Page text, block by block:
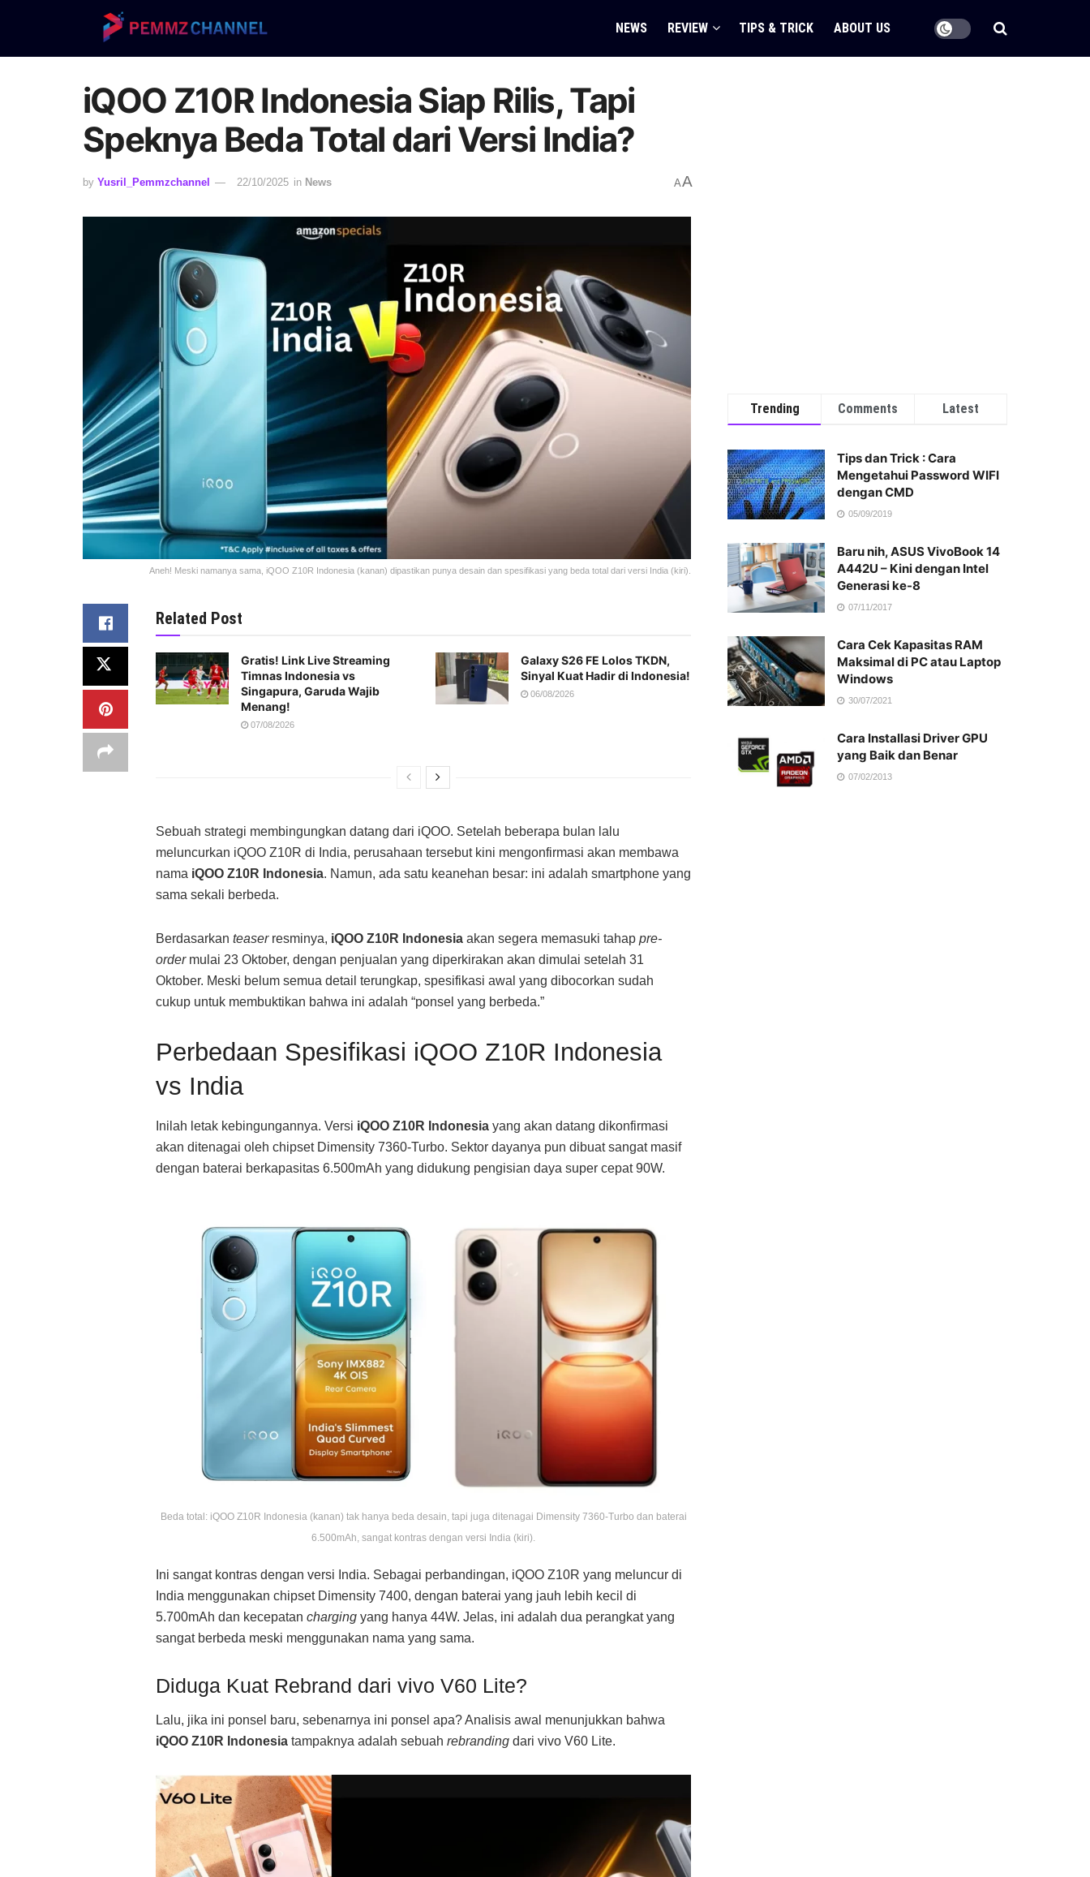
NEWS REVIEW TIPS & TRICK ABOUT US
iQOO Z10R Indonesia Siap Rilis, Tapi
Speknya Beda Total dari Versi India?
by Yusril_Pemmzchannel 22/10/2025 in News AA
Aneh! Meski namanya sama, iQOO Z10R Indonesia (kanan) dipastikan punya desain dan spesifikasi yang beda total dari versi India (kiri).
Related Post
Gratis! Link Live Streaming
Timnas Indonesia vs
Singapura, Garuda Wajib
Menang!
07/08/2026
Galaxy S26 FE Lolos TKDN,
Sinyal Kuat Hadir di Indonesia!
06/08/2026
Sebuah strategi membingungkan datang dari iQOO. Setelah beberapa bulan lalu
meluncurkan iQOO Z10R di India, perusahaan tersebut kini mengonfirmasi akan membawa
nama iQOO Z10R Indonesia. Namun, ada satu keanehan besar: ini adalah smartphone yang
sama sekali berbeda.
Berdasarkan teaserresminya, iQOO Z10R Indonesia akan segera memasuki tahap pre-
ordermulai 23 Oktober, dengan penjualan yang diperkirakan akan dimulai setelah 31
Oktober. Meski belum semua detail terungkap, spesifikasi awal yang dibocorkan sudah
cukup untuk membuktikan bahwa ini adalah “ponsel yang berbeda.”
Perbedaan Spesifikasi iQOO Z10R Indonesia
vs India
Inilah letak kebingungannya. Versi iQOO Z10R Indonesia yang akan datang dikonfirmasi
akan ditenagai oleh chipset Dimensity 7360-Turbo. Sektor dayanya pun dibuat sangat masif
dengan baterai berkapasitas 6.500mAh yang didukung pengisian daya super cepat 90W.
Beda total: iQOO Z10R Indonesia (kanan) tak hanya beda desain, tapi juga ditenagai Dimensity 7360-Turbo dan baterai
6.500mAh, sangat kontras dengan versi India (kiri).
Ini sangat kontras dengan versi India. Sebagai perbandingan, iQOO Z10R yang meluncur di
India menggunakan chipset Dimensity 7400, dengan baterai yang jauh lebih kecil di
5.700mAh dan kecepatan charging yang hanya 44W. Jelas, ini adalah dua perangkat yang
sangat berbeda meski menggunakan nama yang sama.
Diduga Kuat Rebrand dari vivo V60 Lite?
Lalu, jika ini ponsel baru, sebenarnya ini ponsel apa? Analisis awal menunjukkan bahwa
iQOO Z10R Indonesia tampaknya adalah sebuah rebranding dari vivo V60 Lite.
Trending Comments Latest
Tips dan Trick : Cara
Mengetahui Password WIFI
dengan CMD
05/09/2019
Baru nih, ASUS VivoBook 14
A442U – Kini dengan Intel
Generasi ke-8
07/11/2017
Cara Cek Kapasitas RAM
Maksimal di PC atau Laptop
Windows
30/07/2021
Cara Installasi Driver GPU
yang Baik dan Benar
07/02/2013